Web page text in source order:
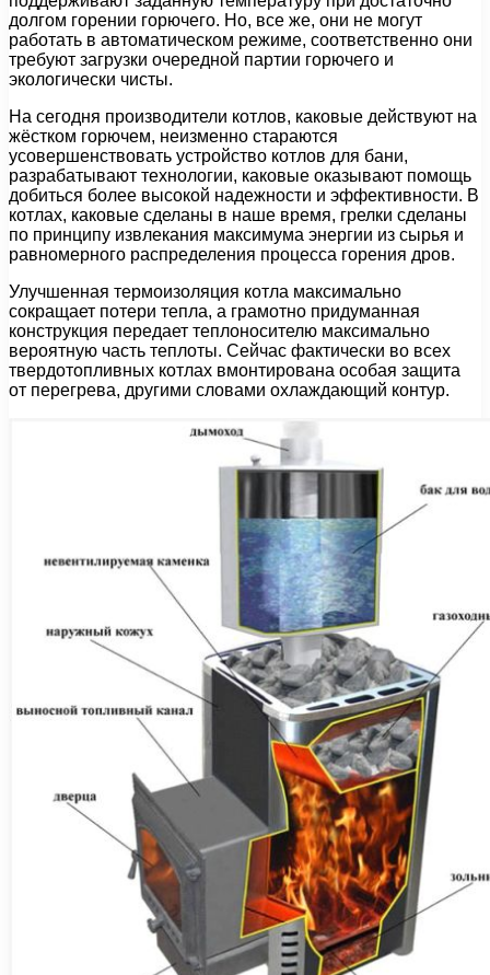
долгом горении горючего. Но, все же, они не могут
работать в автоматическом режиме, соответственно они
требуют загрузки очередной партии горючего и
экологически чисты.
На сегодня производители котлов, каковые действуют на
жёстком горючем, неизменно стараются
усовершенствовать устройство котлов для бани,
разрабатывают технологии, каковые оказывают помощь
добиться более высокой надежности и эффективности. В
котлах, каковые сделаны в наше время, грелки сделаны
по принципу извлекания максимума энергии из сырья и
равномерного распределения процесса горения дров.
Улучшенная термоизоляция котла максимально
сокращает потери тепла, а грамотно придуманная
конструкция передает теплоносителю максимально
вероятную часть теплоты. Сейчас фактически во всех
твердотопливных котлах вмонтирована особая защита
от перегрева, другими словами охлаждающий контур.